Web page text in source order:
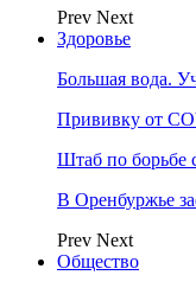
Prev Next
Здоровье
Большая вода.
Прививку от
Штаб по борьбе
В Оренбуржье
Prev Next
Общество